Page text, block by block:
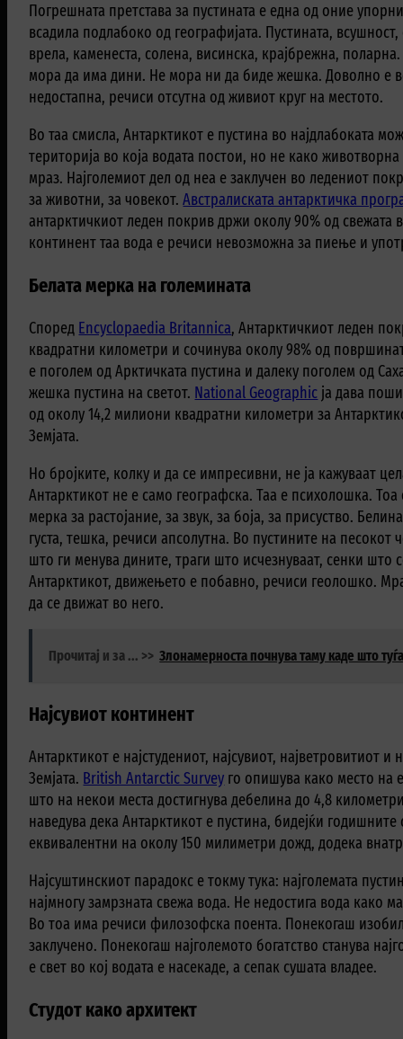
Погрешната претстава за пустината е една од оние
всадила подлабоко од географијата. Пустината,
врела, каменеста, солена, висинска, крајбрежна,
мора да има дини. Не мора ни да биде жешка. Доволно е
недостапна, речиси отсутна од живиот круг на местото.
Во таа смисла, Антарктикот е пустина во најдлабоката
територија во која водата постои, но не како
мраз. Најголемиот дел од неа е заклучен во ледениот
за животни, за човекот.Австралиската антарктичка
антарктичкиот леден покрив држи околу 90% од свежата
континент таа вода е речиси невозможна за пиење и
Белата мерка на големината
Според Encyclopaedia Britannica, Антарктичкиот леден
квадратни километри и сочинува околу 98% од
е поголем од Арктичката пустина и далеку поголем од
жешка пустина на светот. National Geographic ја дава
од околу 14,2 милиони квадратни километри за
Земјата.
Но бројките, колку и да се импресивни, не ја кажуваат
Антарктикот не е само географска. Таа е психолошка.
мерка за растојание, за звук, за боја, за присуство.
густа, тешка, речиси апсолутна. Во пустините на песокот
што ги менува дините, траги што исчезнуваат, сенки што
Антарктикот, движењето е побавно, речиси геолошко.
да се движат во него.
Прочитај и за ... >> Злонамерноста почнува таму каде што
Најсувиот континент
Антарктикот е најстудениот, најсувиот, најветровитиот
Земјата. British Antarctic Survey го опишува како место на
што на некои места достигнува дебелина до 4,8
наведува дека Антарктикот е пустина, бидејќи
еквивалентни на околу 150 милиметри дожд, додека
Најсуштинскиот парадокс е токму тука: најголемата
најмногу замрзната свежа вода. Не недостига вода како
Во тоа има речиси филозофска поента. Понекогаш
заклучено. Понекогаш најголемото богатство станува
е свет во кој водата е насекаде, а сепак сушата владее.
Студот како архитект